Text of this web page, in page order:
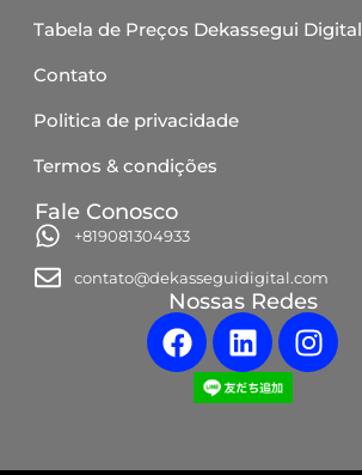
Tabela de Preços Dekassegui Digital
Contato
Politica de privacidade
Termos & condições
Fale Conosco
+819081304933
contato@dekasseguidigital.com
Nossas Redes